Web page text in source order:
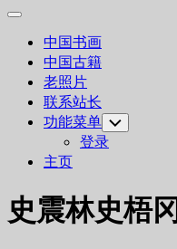
Expand
中国书画
中国古籍
老照片
联系站长
功能菜单 Toggle
Child
Menu
登录
主页
史震林史梧冈